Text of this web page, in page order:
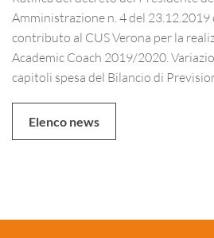
Amministrazione n. 4 del
contributo al CUS Verona per la
Academic Coach 2019/2020.
capitoli spesa del Bilancio di
Elenco news